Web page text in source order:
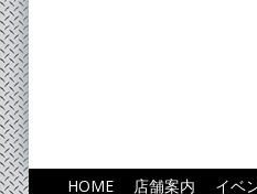
HOME 店舗案内 イベ